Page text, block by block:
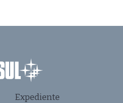
Expediente